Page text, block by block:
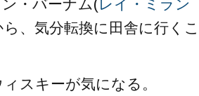
・バーナム(レイ・ミラン
ら、気分転換に田舎に行くこ
スキーが気になる。